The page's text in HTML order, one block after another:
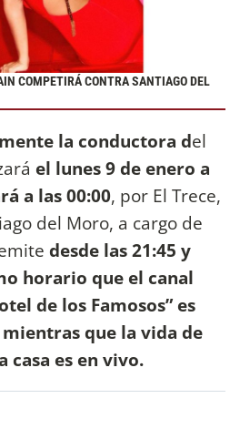
COMPETIRÁ CONTRA SANTIAGO DEL
la conductora del
el lunes 9 de enero a
a las 00:00, por El Trece,
del Moro, a cargo de
desde las 21:45 y
horario que el canal
de los Famosos” es
que la vida de
casa es en vivo.